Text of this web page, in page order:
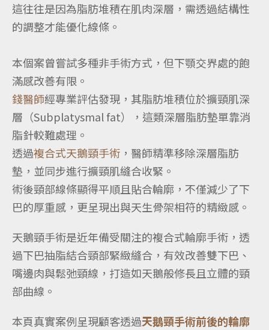
這往往是因為脂肪堆積在肌肉深層，需透過結構性
的調整才能優化線條。
本個案曾嘗試多種非手術方式，但下顎交界處的飽
滿感改善有限。
錢醫師經專業評估發現，其脂肪堆積位於擴頸肌深
層（Subplatysmal fat），這類深層脂肪墊單靠消
脂針較難處理。
透過複合式天鵝頸手術 ，醫師精準移除深層脂肪
墊，並同步進行擴頸肌縫合收緊。
術後頸部線條顯得平順且貼合輪廓，不僅減少了下
巴的厚重感，更呈現出與天生骨架相符的精緻感。
天鵝頸手術是近年備受關注的複合式輪廓手術，透
過下巴抽脂結合頸部緊緻縫合，有效改善雙下巴、
嘴邊肉與鬆弛頸線，打造如天鵝般修長且立體的頸
部曲線。
本頁真實案例呈現顧客透過天鵝頸手術前後的輪廓